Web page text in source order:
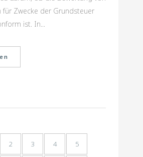
für Zwecke der Grundsteuer
ist. In...
2 3 4 5